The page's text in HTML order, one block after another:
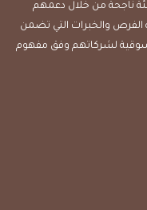
ناجحة من خلال دعمهم
الفرص والخبرات التي تضمن
لشركاتهم وفق مفهوم